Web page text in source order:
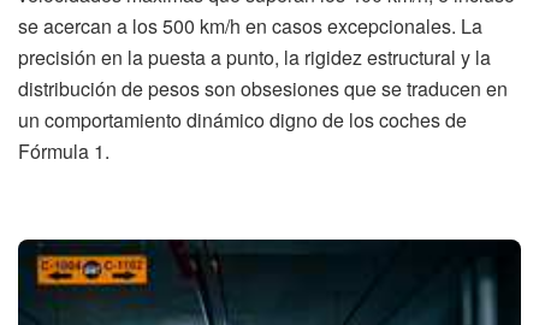
se acercan a los 500 km/h en casos excepcionales. La
precisión en la puesta a punto, la rigidez estructural y la
distribución de pesos son obsesiones que se traducen en
un comportamiento dinámico digno de los coches de
Fórmula 1.